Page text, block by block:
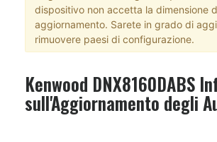
dispositivo non accetta la dimensione
aggiornamento. Sarete in grado di
rimuovere paesi di configurazione.
Kenwood DNX8160DABS
sull'Aggiornamento degli